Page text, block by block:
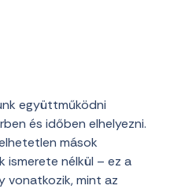
együttműködni
és időben elhelyezni.
mások
ismerete nélkül – ez a
vonatkozik, mint az